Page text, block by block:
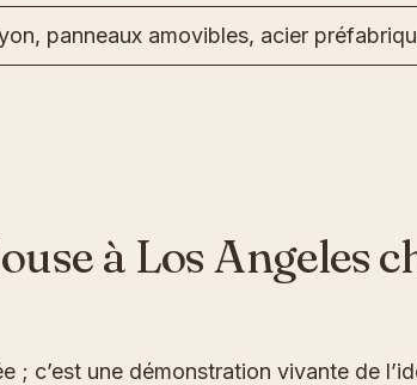
panneaux amovibles, acier
à Los Angeles
; c’est une démonstration vivante de